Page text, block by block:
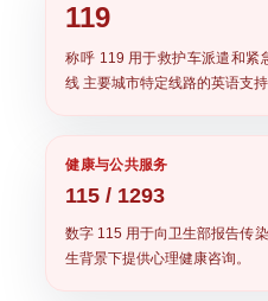
119
称呼 119 用于救护车派遣和紧
线 主要城市特定线路的英语支持
健康与公共服务
115 / 1293
数字 115 用于向卫生部报告传
生背景下提供心理健康咨询。